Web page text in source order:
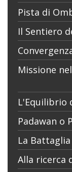
Pista di
Il Sentiero
Missione
L'Equilibrio
Padawan o
La Battaglia
Alla ricerca